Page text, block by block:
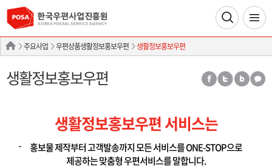
주요사업 우편상품생활정보홍보우편 생활정보홍보우편
생활정보홍보우편
생활정보홍보우편 서비스는
홍보물 제작부터 고객발송까지 모든 서비스를 ONE-STOP으로
제공하는 맞춤형 우편서비스를 말합니다.